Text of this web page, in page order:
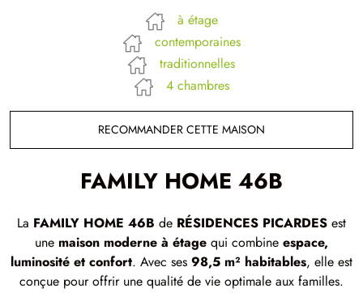
à étage
contemporaines
traditionnelles
4 chambres
RECOMMANDER CETTE MAISON
FAMILY HOME 46B
La FAMILY HOME 46B de RÉSIDENCES PICARDES est
une maison moderne à étage qui combine espace,
luminosité et confort. Avec ses 98,5 m² habitables, elle est
conçue pour offrir une qualité de vie optimale aux familles.